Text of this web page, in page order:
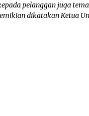
pelanggan juga
dikatakan Ketua